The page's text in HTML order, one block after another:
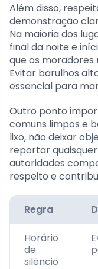
Além disso,
demonstração
Na maioria dos
final da noite e
que os moradores
Evitar barulhos
essencial para
Outro ponto
comuns limpos e
lixo, não deixar
reportar
autoridades
respeito e
Regra
Horário
de
silêncio